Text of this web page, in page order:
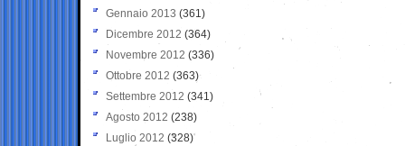
Gennaio 2013 (361)
Dicembre 2012 (364)
Novembre 2012 (336)
Ottobre 2012 (363)
Settembre 2012 (341)
Agosto 2012 (238)
Luglio 2012 (328)